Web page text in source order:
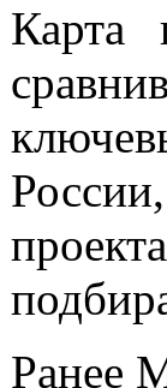
Карта
Ранее